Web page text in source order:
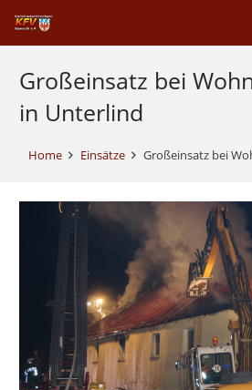
Großeinsatz bei
in Unterlind
Home Einsätze Großeinsatz bei